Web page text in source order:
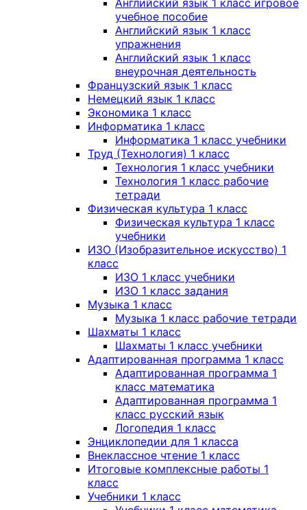
Английский язык 1 класс игровое
учебное пособие
Английский язык 1 класс
упражнения
Английский язык 1 класс
внеурочная деятельность
Французский язык 1 класс
Немецкий язык 1 класс
Экономика 1 класс
Информатика 1 класс
Информатика 1 класс учебники
Труд (Технология) 1 класс
Технология 1 класс учебники
Технология 1 класс рабочие
тетради
Физическая культура 1 класс
Физическая культура 1 класс
учебники
ИЗО (Изобразительное искусство) 1
класс
ИЗО 1 класс учебники
ИЗО 1 класс задания
Музыка 1 класс
Музыка 1 класс рабочие тетради
Шахматы 1 класс
Шахматы 1 класс учебники
Адаптированная программа 1 класс
Адаптированная программа 1
класс математика
Адаптированная программа 1
класс русский язык
Логопедия 1 класс
Энциклопедии для 1 класса
Внеклассное чтение 1 класс
Итоговые комплексные работы 1
класс
Учебники 1 класс